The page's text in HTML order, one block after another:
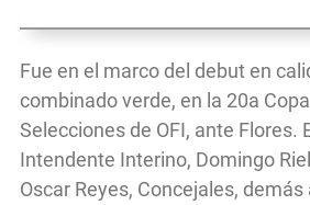
Fue en el marco del debut en
combinado verde, en la 20a
Selecciones de OFI, ante Flores.
Intendente Interino, Domingo
Oscar Reyes, Concejales,